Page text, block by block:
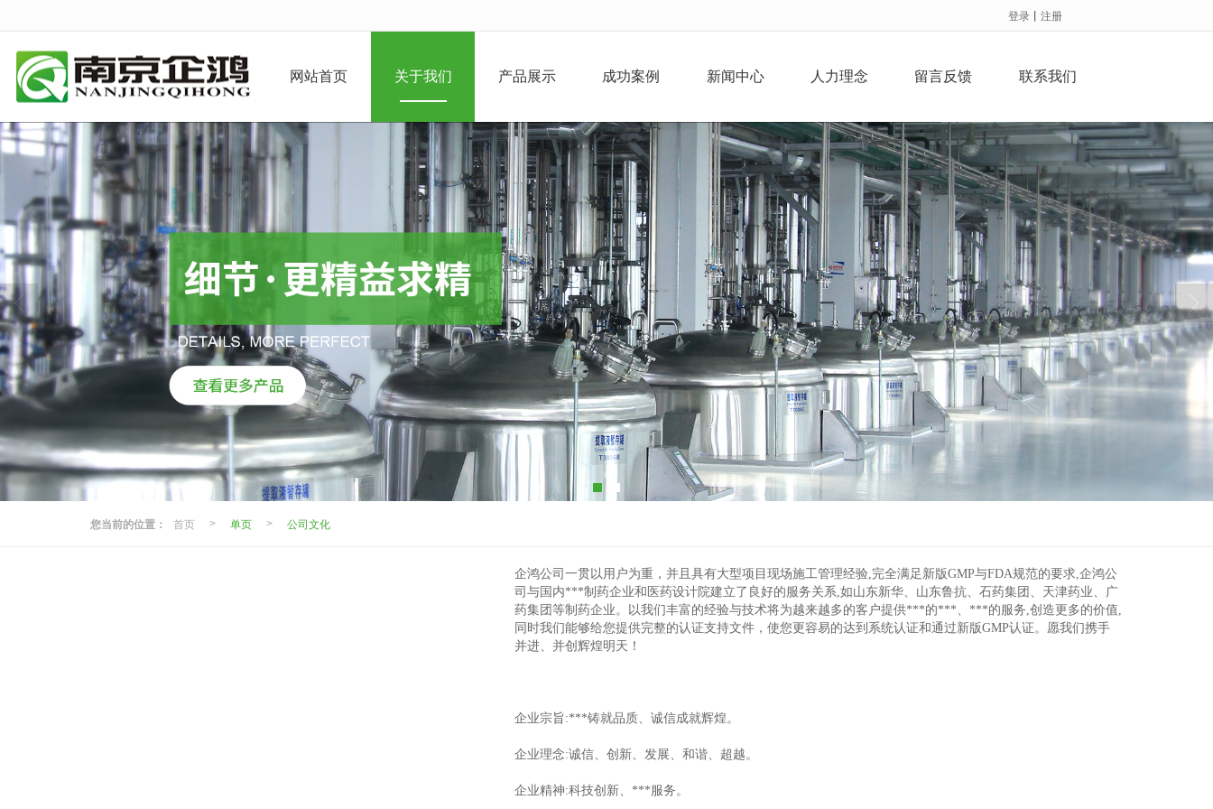
登录 丨 注册
网站首页 关于我们 产品展示 成功案例 新闻中心 人力理念 留言反馈 联系我们
您当前的位置： 首页 > 单页 > 公司文化
企鸿公司一贯以用户为重，并且具有大型项目现场施工管理经验,完全满足新版GMP与FDA规范的要求,企鸿公
司与国内***制药企业和医药设计院建立了良好的服务关系,如山东新华、山东鲁抗、石药集团、天津药业、广
药集团等制药企业。以我们丰富的经验与技术将为越来越多的客户提供***的***、***的服务,创造更多的价值,
同时我们能够给您提供完整的认证支持文件，使您更容易的达到系统认证和通过新版GMP认证。愿我们携手
并进、并创辉煌明天！
企业宗旨:***铸就品质、诚信成就辉煌。
企业理念:诚信、创新、发展、和谐、超越。
企业精神:科技创新、***服务。